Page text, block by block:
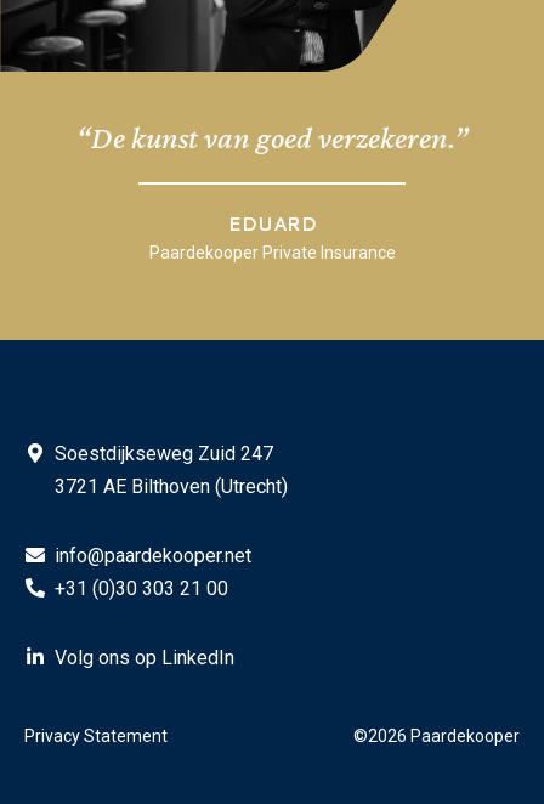
“De kunst van goed verzekeren.”
EDUARD
Paardekooper Private Insurance
Soestdijkseweg Zuid 247
3721 AE Bilthoven (Utrecht)
info@paardekooper.net
+31 (0)30 303 21 00
Volg ons op LinkedIn
Privacy Statement ©2026 Paardekooper